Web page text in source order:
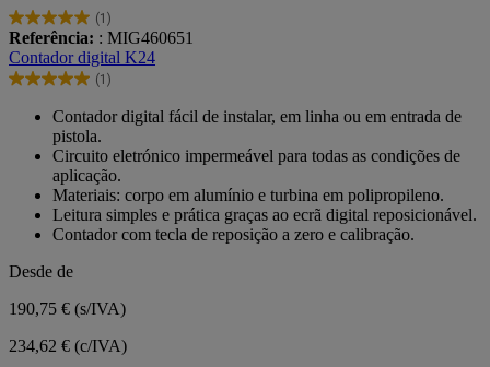
(1)
5.0
em
5
estrelas.
avaliação
Referência: : MIG460651
Contador digital K24
(1)
5.0
estrelas.
avaliação
Contador digital fácil de instalar, em linha ou em entrada de
pistola.
Circuito eletrónico impermeável para todas as condições de
aplicação.
Materiais: corpo em alumínio e turbina em polipropileno.
Leitura simples e prática graças ao ecrã digital reposicionável.
Contador com tecla de reposição a zero e calibração.
Desde de
190,75 € (s/IVA)
234,62 € (c/IVA)